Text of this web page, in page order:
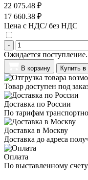
22 075.48 ₽
17 660.38 ₽
Цена с НДС/ без НДС
-
Ожидается поступление.
В корзину Купить
Товар доступен под
Доставка по России
По тарифам
Доставка в Москву
Доставка до адреса
Оплата
По выставленному счету